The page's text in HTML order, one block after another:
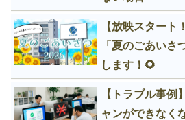
【放映スタート
「夏のごあいさ
します！🌻
【トラブル事例
ャンができなく